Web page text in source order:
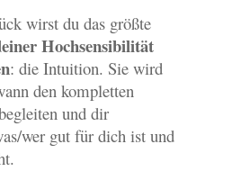
wirst du das größte
Hochsensibilität
: die Intuition. Sie wird
den kompletten
und dir
wer gut für dich ist und